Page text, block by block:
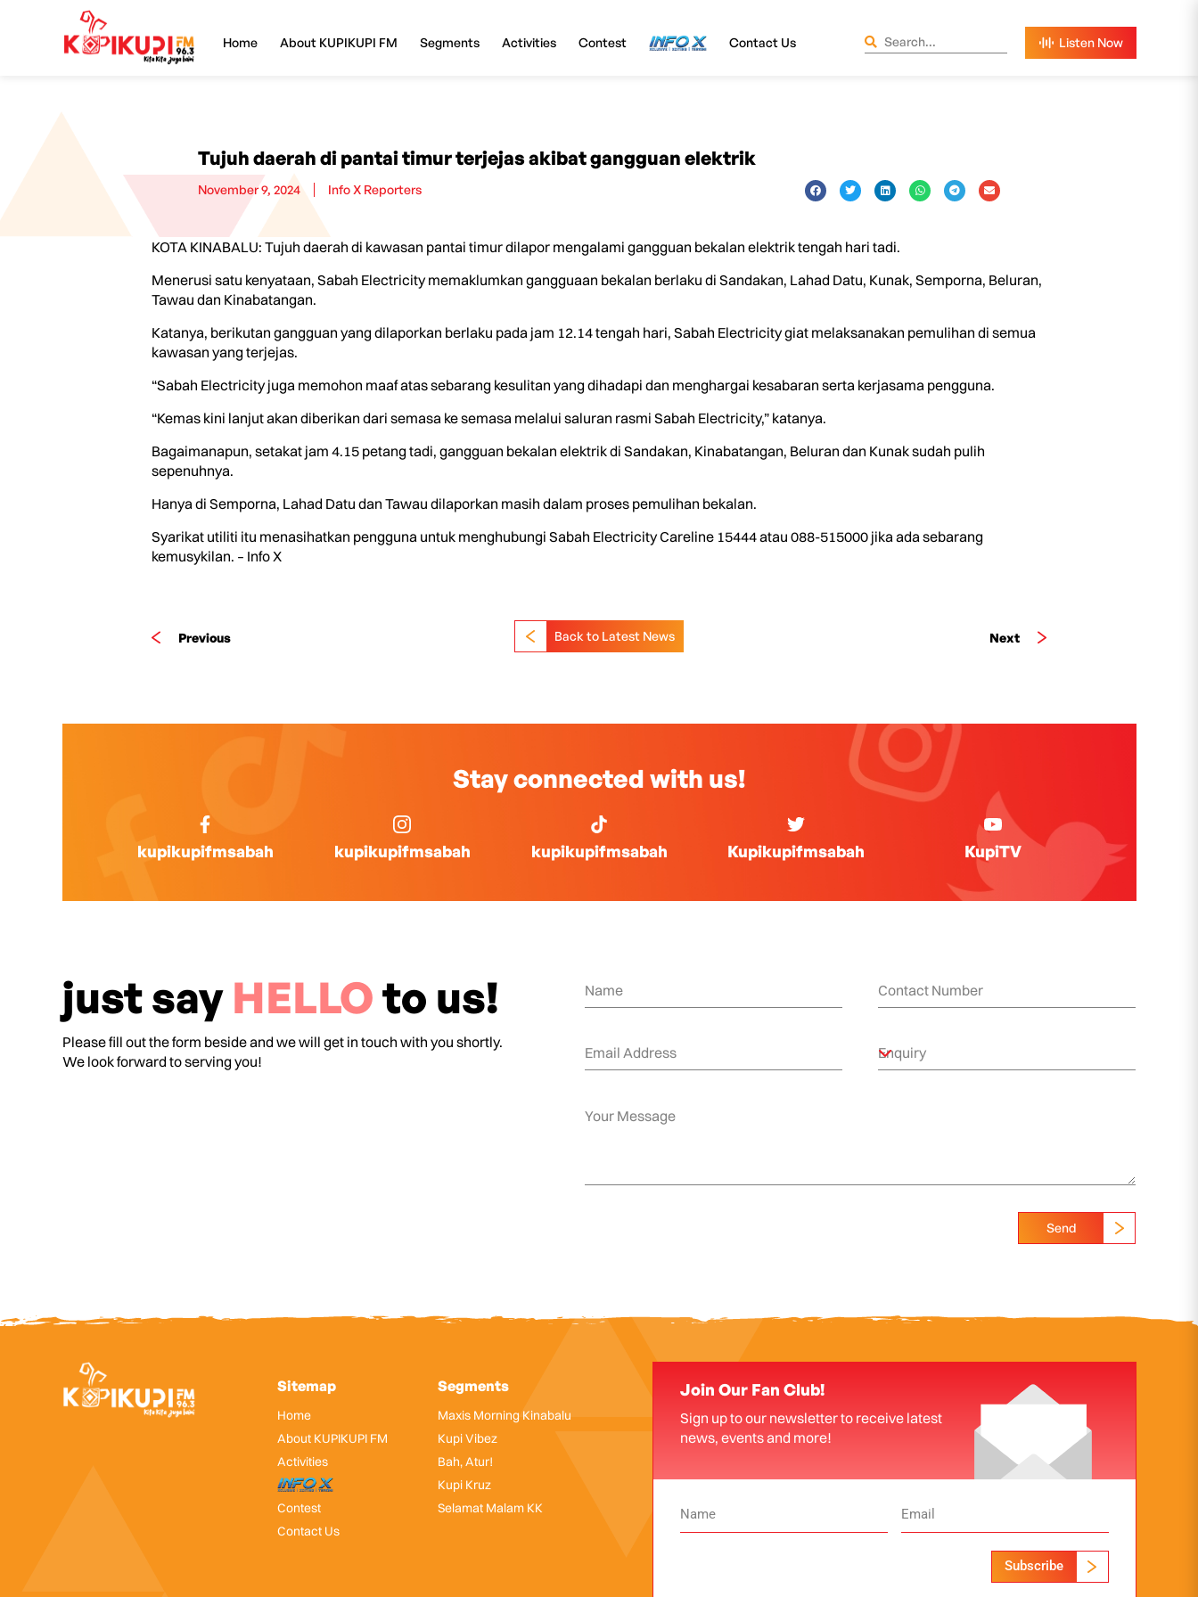
Home About KUPIKUPI FM Segments Activities Contest InfoX Contact Us
Tujuh daerah di pantai timur terjejas akibat gangguan elektrik
November 9, 2024 Info X Reporters
KOTA KINABALU: Tujuh daerah di kawasan pantai timur dilapor mengalami gangguan bekalan elektrik tengah hari tadi.
Menerusi satu kenyataan, Sabah Electricity memaklumkan gangguaan bekalan berlaku di Sandakan, Lahad Datu, Kunak, Semporna, Beluran,
Tawau dan Kinabatangan.
Katanya, berikutan gangguan yang dilaporkan berlaku pada jam 12.14 tengah hari, Sabah Electricity giat melaksanakan pemulihan di semua
kawasan yang terjejas.
“Sabah Electricity juga memohon maaf atas sebarang kesulitan yang dihadapi dan menghargai kesabaran serta kerjasama pengguna.
“Kemas kini lanjut akan diberikan dari semasa ke semasa melalui saluran rasmi Sabah Electricity,” katanya.
Bagaimanapun, setakat jam 4.15 petang tadi, gangguan bekalan elektrik di Sandakan, Kinabatangan, Beluran dan Kunak sudah pulih
sepenuhnya.
Hanya di Semporna, Lahad Datu dan Tawau dilaporkan masih dalam proses pemulihan bekalan.
Syarikat utiliti itu menasihatkan pengguna untuk menghubungi Sabah Electricity Careline 15444 atau 088-515000 jika ada sebarang
kemusykilan. – Info X
Previous Next
Back to Latest News
Stay connected with us!
kupikupifmsabah kupikupifmsabah kupikupifmsabah Kupikupifmsabah KupiTV
just say HELLOto us!
Please fill out the form beside and we will get in touch with you shortly.
We look forward to serving you!
Send
Sitemap
Home
About KUPIKUPI FM
Activities
InfoX
Contest
Contact Us
Segments
Maxis Morning Kinabalu
Kupi Vibez
Bah, Atur!
Kupi Kruz
Selamat Malam KK
Join Our Fan Club!
Sign up to our newsletter to receive latest
news, events and more!
Subscribe